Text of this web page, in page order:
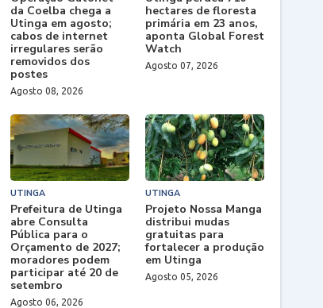
da Coelba chega a
Utinga em agosto;
cabos de internet
irregulares serão
removidos dos
postes
Agosto 08, 2026
hectares de floresta
primária em 23 anos,
aponta Global Forest
Watch
Agosto 07, 2026
UTINGA
Prefeitura de Utinga
abre Consulta
Pública para o
Orçamento de 2027;
moradores podem
participar até 20 de
setembro
Agosto 06, 2026
UTINGA
Projeto Nossa Manga
distribui mudas
gratuitas para
fortalecer a produção
em Utinga
Agosto 05, 2026